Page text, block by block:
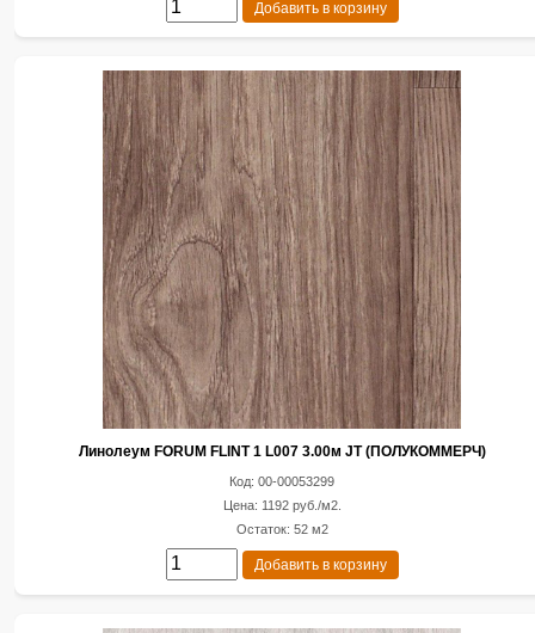
Добавить в корзину
Линолеум FORUM FLINT 1 L007 3.00м JT (ПОЛУКОММЕРЧ)
Код: 00-00053299
Цена: 1192 руб./м2.
Остаток: 52 м2
Добавить в корзину